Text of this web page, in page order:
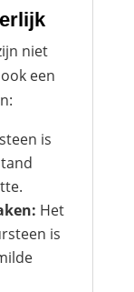
niet
een
is
Het
is